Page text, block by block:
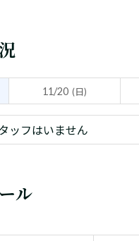
11/20 (日)
ッフはいません
ル